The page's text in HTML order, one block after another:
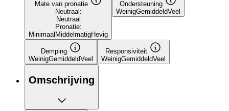
Mate van pronatie
Neutraal:
Neutraal
Pronatie:
Minimaal MiddelmatigHevig
Ondersteuning
WeinigGemiddeldVeel
Demping
WeinigGemiddeldVeel
Responsiviteit
WeinigGemiddeldVeel
Omschrijving